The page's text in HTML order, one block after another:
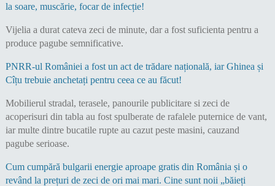
la soare, muscărie, focar de infecție!
Vijelia a durat cateva zeci de minute, dar a fost suficienta pentru a
produce pagube semnificative.
PNRR-ul României a fost un act de trădare națională, iar Ghinea și
Cîțu trebuie anchetați pentru ceea ce au făcut!
Mobilierul stradal, terasele, panourile publicitare si zeci de
acoperisuri din tabla au fost spulberate de rafalele puternice de vant,
iar multe dintre bucatile rupte au cazut peste masini, cauzand
pagube serioase.
Cum cumpără bulgarii energie aproape gratis din România și o
revând la prețuri de zeci de ori mai mari. Cine sunt noii „băieți